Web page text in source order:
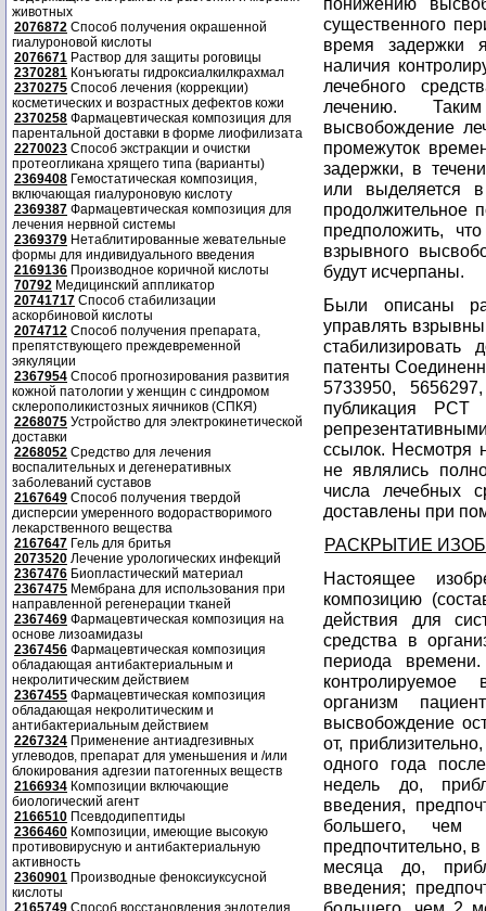
животных
2076872 Способ получения окрашенной
гиалуроновой кислоты
2076671 Раствор для защиты роговицы
2370281 Конъюгаты гидроксиалкилкрахмал
2370275 Способ лечения (коррекции)
косметических и возрастных дефектов кожи
2370258 Фармацевтическая композиция для
парентальной доставки в форме лиофилизата
2270023 Способ экстракции и очистки
протеогликана хрящего типа (варианты)
2369408 Гемостатическая композиция,
включающая гиалуроновую кислоту
2369387 Фармацевтическая композиция для
лечения нервной системы
2369379 Нетаблитированные жевательные
формы для индивидуального введения
2169136 Производное коричной кислоты
70792 Медицинский аппликатор
20741717 Способ стабилизации
аскорбиновой кислоты
2074712 Способ получения препарата,
препятствующего преждевременной
эякуляции
2367954 Способ прогнозирования развития
кожной патологии у женщин с синдромом
склерополикистозных яичников (СПКЯ)
2268075 Устройство для электрокинетической
доставки
2268052 Средство для лечения
воспалительных и дегенеративных
заболеваний суставов
2167649 Способ получения твердой
дисперсии умеренного водорастворимого
лекарственного вещества
2167647 Гель для бритья
2073520 Лечение урологических инфекций
2367476 Биопластический материал
2367475 Мембрана для использования при
направленной регенерации тканей
2367469 Фармацевтическая композиция на
основе лизоамидазы
2367456 Фармацевтическая композиция
обладающая антибактериальным и
некролитическим действием
2367455 Фармацевтическая композиция
обладающая некролитическим и
антибактериальным действием
2267324 Применение антиадгезивных
углеводов, препарат для уменьшения и /или
блокирования адгезии патогенных веществ
2166934 Композиции включающие
биологический агент
2166510 Псевдодипептиды
2366460 Композиции, имеющие высокую
противовирусную и антибактериальную
активность
2360901 Производные феноксиуксусной
кислоты
2165749 Способ восстановления эндотелия
существенного
время задержки
наличия
лечебного
лечению.
высвобождение
промежуток
задержки, в
или выделяется
продолжительное
предположить,
взрывного
будут исчерпаны.
Были описаны
управлять
стабилизировать
патенты
5733950,
публикация
ссылок. Несмотря
не являлись
числа лечебных
доставлены при
РАСКРЫТИЕ
Настоящее
композицию
действия для
средства в
периода времени.
организм
высвобождение
от,
одного года
недель до,
введения,
большего, чем
предпочтительно,
месяца до,
введения;